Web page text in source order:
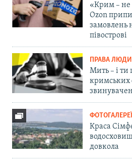
«Крим – не
Ozon
замовлень
півострові
ПРАВА
Мить – і
кримських
ФОТОГАЛЕРЕЇ
Краса
довкола